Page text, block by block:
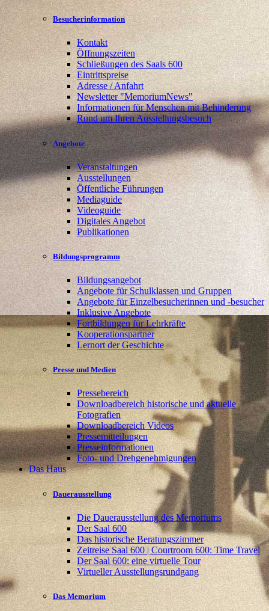
Besucherinformation
Kontakt
Öffnungszeiten
Schließungen des Saals 600
Eintrittspreise
Adresse / Anfahrt
Newsletter "MemoriumNews"
Informationen für Menschen mit Behinderung
Rund um Ihren Ausstellungsbesuch
Angebote
Veranstaltungen
Ausstellungen
Öffentliche Führungen
Mediaguide
Videoguide
Digitales Angebot
Publikationen
Bildungsprogramm
Bildungsangebot
Angebote für Schulklassen und Gruppen
Angebote für Einzelbesucherinnen und -besucher
Inklusive Angebote
Fortbildungen für Lehrkräfte
Kooperationspartner
Lernort der Geschichte
Presse und Medien
Pressebereich
Downloadbereich historische und aktuelle
Fotografien
Downloadbereich Videos
Pressemitteilungen
Presseinformationen
Foto- und Drehgenehmigungen
Das Haus
Dauerausstellung
Die Dauerausstellung des Memoriums
Der Saal 600
Das historische Beratungszimmer
Zeitreise Saal 600 | Courtroom 600: Time Travel
Der Saal 600: eine virtuelle Tour
Virtueller Ausstellungsrundgang
Das Memorium